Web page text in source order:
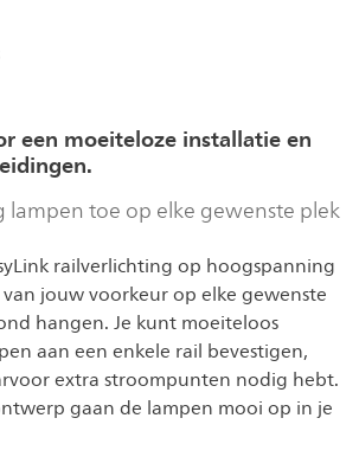
een moeiteloze installatie en
lampen toe op elke gewenste plek
railverlichting op hoogspanning
jouw voorkeur op elke gewenste
hangen. Je kunt moeiteloos
aan een enkele rail bevestigen,
extra stroompunten nodig hebt.
gaan de lampen mooi op in je